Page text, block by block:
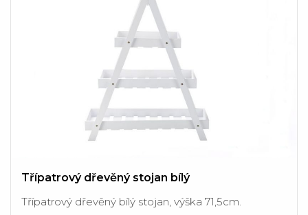
Třípatrový dřevěný stojan bílý
Třípatrový dřevěný bílý stojan, výška 71,5cm.